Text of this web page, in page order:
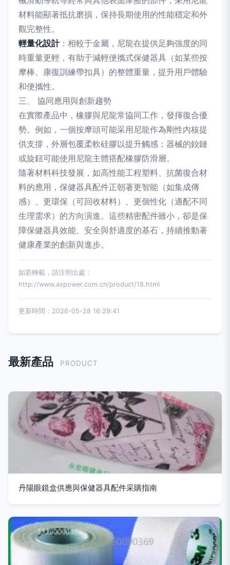
材料能顯著抵抗磨損，保持長期使用的性能穩定和外
觀完整性。
輕量化設計：相較于金屬，尼龍在提供足夠強度的同
時重量更輕，有助于減輕便攜式保健器具（如某些按
摩棒、康復訓練帶扣具）的整體重量，提升用戶體驗
和便攜性。
三、 協同應用與創新趨勢
在實際產品中，橡膠與尼龍常協同工作，發揮復合優
勢。例如，一個按摩頭可能采用尼龍作為剛性內核提
供支撐，外層包覆柔軟硅膠以提升觸感；器械的鉸鏈
或旋鈕可能使用尼龍主體搭配橡膠防滑層。
隨著材料科技發展，如高性能工程塑料、抗菌復合材
料的應用，保健器具配件正朝著更智能（如集成傳
感）、更環保（可回收材料）、更個性化（適配不同
生理需求）的方向演進。這些精密配件雖小，卻是保
障保健器具效能、安全與舒適度的基石，持續推動著
健康產業的創新與進步。
如若轉載，請注明出處：
http://www.axpower.com.cn/product/18.html
更新時間：2026-05-28 16:29:41
最新產品 PRODUCT
丹陽眼鏡盒供應與保健器具配件采購指南